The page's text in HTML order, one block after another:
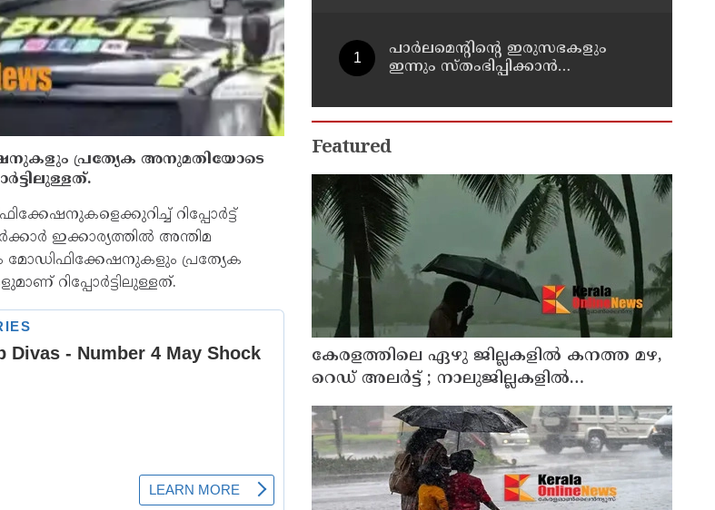
പ്രത്യേക അനുമതിയോടെ
റിപ്പോർട്ട്
ഇക്കാര്യത്തില്‍ അന്തിമ
മോഡിഫിക്കേഷനുകളും പ്രത്യേക
റിപ്പോർട്ടിലുള്ളത്.
പാര്‍ലമെന്റിന്റെ ഇരുസഭകളും
ഇന്നും സ്തംഭിപ്പിക്കാന്‍
Featured
കേരളത്തിലെ ഏഴു ജില്ലകളിൽ കനത്ത മഴ,
റെഡ് അലർട്ട് ; നാലുജില്ലകളിൽ
കടലാക്രമണത്തിന് സാധ്യത